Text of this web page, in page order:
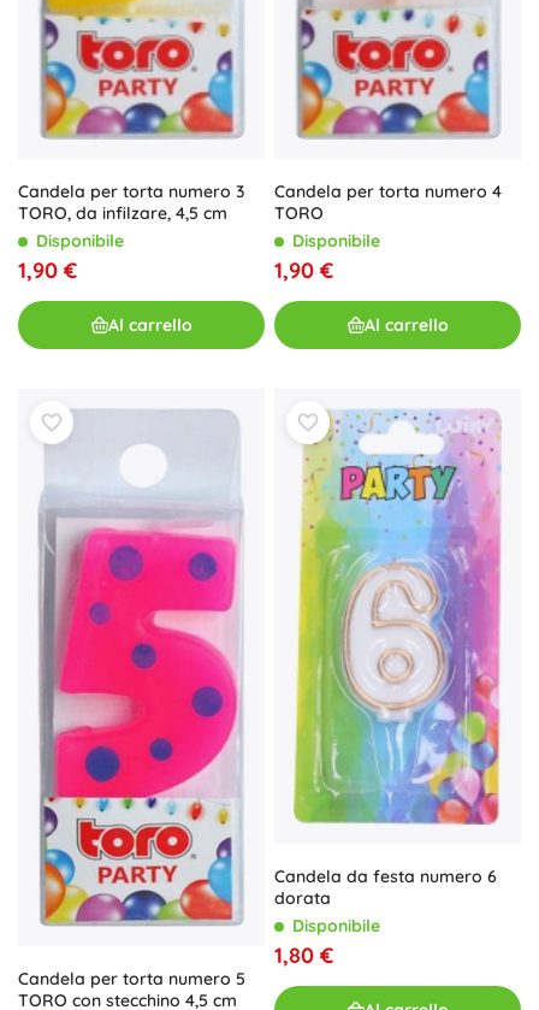
Candela per torta numero 3
TORO, da infilzare, 4,5 cm
Disponibile
1,90 €
Al carrello
Candela per torta numero 4
TORO
Disponibile
1,90 €
Al carrello
Candela per torta numero 5
TORO con stecchino 4,5 cm
Candela da festa numero 6
dorata
Disponibile
1,80 €